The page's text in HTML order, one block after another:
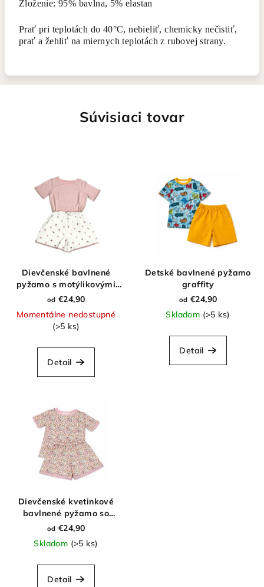
Zloženie: 95% bavlna, 5% elastan
Prať pri teplotách do 40°C, nebieliť, chemicky nečistiť,
prať a žehliť na miernych teplotách z rubovej strany.
Súvisiaci tovar
Dievčenské bavlnené
pyžamo s motýlikovými
šortkami
od €24,90
Momentálne nedostupné
(>5 ks)
Detail
Detské bavlnené pyžamo
graffity
od €24,90
Skladom (>5 ks)
Detail
Dievčenské kvetinkové
bavlnené pyžamo so
šortkami
od €24,90
Skladom (>5 ks)
Detail